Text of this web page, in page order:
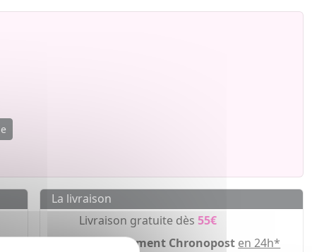
La livraison
Livraison gratuite dès55€
Acheminement Chronopost en 24h*